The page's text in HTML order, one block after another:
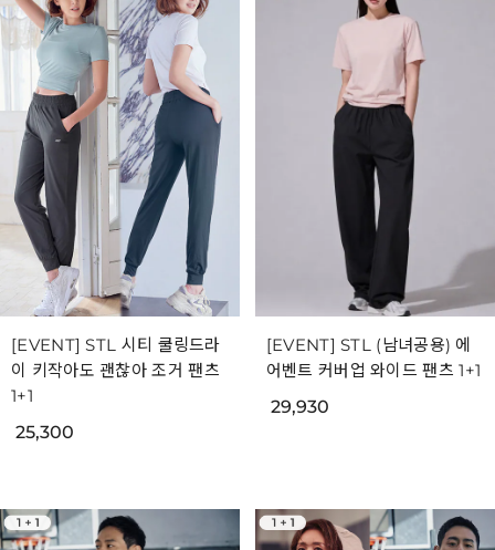
[EVENT] STL 시티 쿨링드라
이 키작아도 괜찮아 조거 팬츠
1+1
25,300
[EVENT] STL (남녀공용) 에
어벤트 커버업 와이드 팬츠 1+1
29,930